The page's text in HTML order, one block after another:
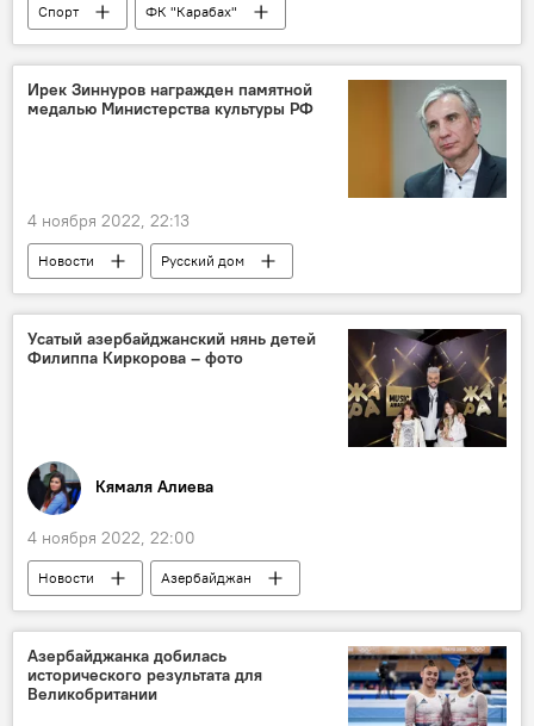
Спорт
ФК "Карабах"
Гурбан Гурбанов
Лига конференций УЕФА
ФК "Лех"
Ирек Зиннуров награжден памятной
медалью Министерства культуры РФ
4 ноября 2022, 22:13
Новости
Русский дом
Ирек Зиннуров
медаль
Министерство культуры РФ
Усатый азербайджанский нянь детей
Филиппа Киркорова – фото
Кямаля Алиева
4 ноября 2022, 22:00
Новости
Азербайджан
Гусейн Гасанов
блогер
Филипп Киркоров
Няня
Азербайджанка добилась
исторического результата для
Великобритании